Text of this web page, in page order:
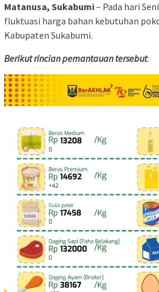
Matanusa, Sukabumi– Pada hari
fluktuasi harga bahan kebutuhan
Kabupaten Sukabumi.
Berikut rincian pemantauan tersebut: